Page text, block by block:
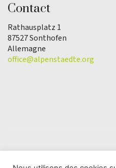
Contact
Rathausplatz 1
87527 Sonthofen
Allemagne
office@alpenstaedte.org